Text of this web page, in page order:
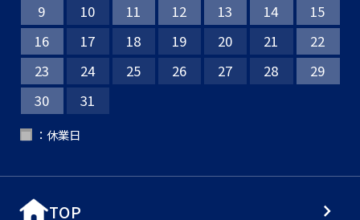
9
10 11 12 13 14
15
16
17 18 19 20 21
22
23
24 25 26 27 28
29
30
31
■ ：休業日
TOP